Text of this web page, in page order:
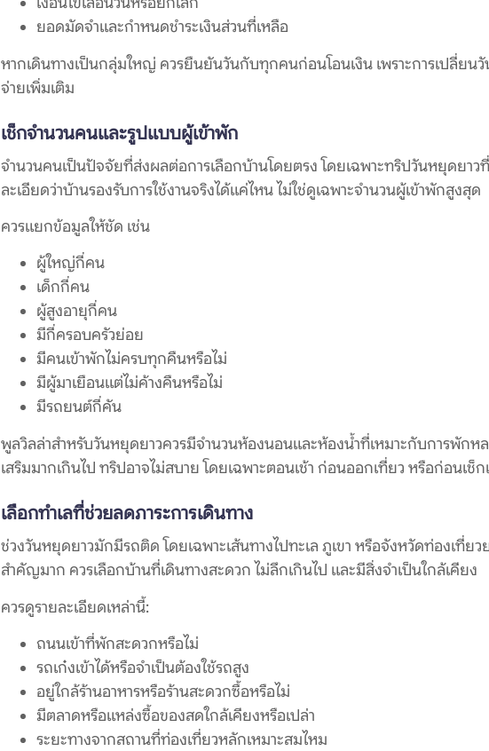
ยอดมัดจำและกำหนดชำระเงินส่วนที่เหลือ
หากเดินทางเป็นกลุ่มใหญ่ ควรยืนยันวันกับทุกคนก่อนโอนเงิน เพราะการเปลี่ยน
จ่ายเพิ่มเติม
เช็กจำนวนคนและรูปแบบผู้เข้าพัก
จำนวนคนเป็นปัจจัยที่ส่งผลต่อการเลือกบ้านโดยตรง โดยเฉพาะทริปวันหยุดยา
ละเอียดว่าบ้านรองรับการใช้งานจริงได้แค่ไหน ไม่ใช่ดูเฉพาะจำนวนผู้เข้าพักสูงสุด
ควรแยกข้อมูลให้ชัด เช่น
ผู้ใหญ่กี่คน
เด็กกี่คน
ผู้สูงอายุกี่คน
มีกี่ครอบครัวย่อย
มีคนเข้าพักไม่ครบทุกคืนหรือไม่
มีผู้มาเยือนแต่ไม่ค้างคืนหรือไม่
มีรถยนต์กี่คัน
พูลวิลล่าสำหรับวันหยุดยาวควรมีจำนวนห้องนอนและห้องน้ำที่เหมาะกับการพักห
เสริมมากเกินไป ทริปอาจไม่สบาย โดยเฉพาะตอนเช้า ก่อนออกเที่ยว หรือก่อนเช็ก
เลือกทำเลที่ช่วยลดภาระการเดินทาง
ช่วงวันหยุดยาวมักมีรถติด โดยเฉพาะเส้นทางไปทะเล ภูเขา หรือจังหวัดท่องเที่ย
สำคัญมาก ควรเลือกบ้านที่เดินทางสะดวก ไม่ลึกเกินไป และมีสิ่งจำเป็นใกล้เคียง
ควรดูรายละเอียดเหล่านี้:
ถนนเข้าที่พักสะดวกหรือไม่
รถเก๋งเข้าได้หรือจำเป็นต้องใช้รถสูง
อยู่ใกล้ร้านอาหารหรือร้านสะดวกซื้อหรือไม่
มีตลาดหรือแหล่งซื้อของสดใกล้เคียงหรือเปล่า
ระยะทางจากสถานที่ท่องเที่ยวหลักเหมาะสมไหม